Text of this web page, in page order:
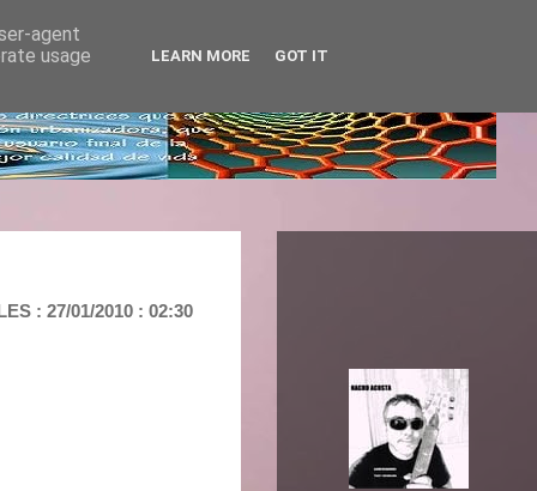
: 27/01/2010 : 02:30
agent
usage
LEARN MORE GOT IT